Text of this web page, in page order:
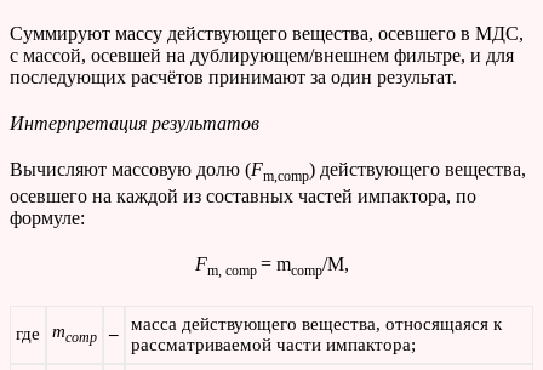
Суммируют массу действующего вещества, осевшего в МДС,
с массой, осевшей на дублирующем/внешнем фильтре, и для
последующих расчётов принимают за один результат.
Интерпретация результатов
Вычисляют массовую долю (Fm,comp) действующего вещества,
осевшего на каждой из составных частей импактора, по
формуле:
Fm, comp = mcomp/M,
где mcomp –
масса действующего вещества, относящаяся к
рассматриваемой части импактора;